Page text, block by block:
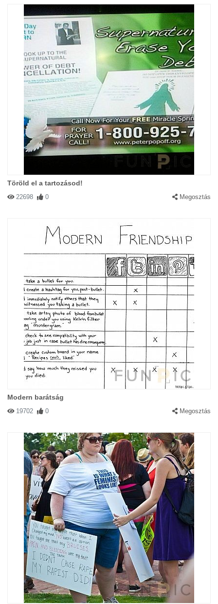
Töröld el a tartozásod!
22698 0 Megosztás
Modern barátság
19702 0 Megosztás